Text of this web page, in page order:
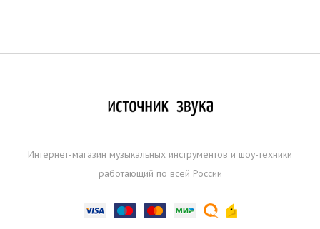
Интернет-магазин музыкальных инструментов и шоу-техники
работающий по всей России